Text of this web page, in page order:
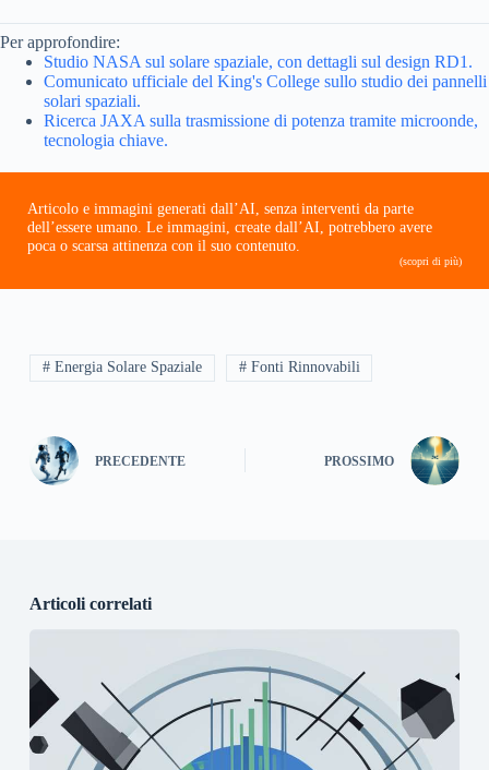
Per approfondire:
Studio NASA sul solare spaziale, con dettagli sul design RD1.
Comunicato ufficiale del King's College sullo studio dei pannelli
solari spaziali.
Ricerca JAXA sulla trasmissione di potenza tramite microonde,
tecnologia chiave.
Articolo e immagini generati dall’AI, senza interventi da parte
dell’essere umano. Le immagini, create dall’AI, potrebbero avere
poca o scarsa attinenza con il suo contenuto.
(scopri di più)
# Energia Solare Spaziale # Fonti Rinnovabili
PRECEDENTE PROSSIMO
Articoli correlati